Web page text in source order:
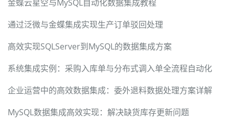
金蝶云星空与MySQL自动化数据集成教程
通过泛微与金蝶集成实现生产订单驳回处理
高效实现SQLServer到MySQL的数据集成方案
系统集成实例：采购入库单与分布式调入单全流程自动化
企业运营中的高效数据集成：委外退料数据处理方案详解
MySQL数据集成高效实现：解决缺货库存更新问题